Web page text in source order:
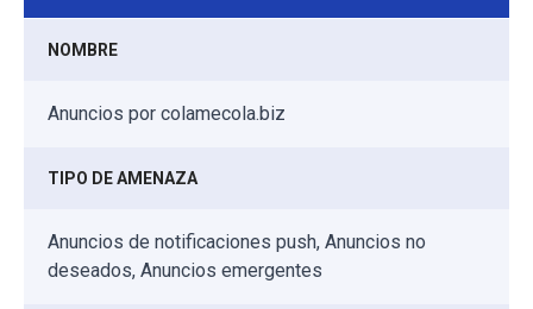
NOMBRE
Anuncios por colamecola.biz
TIPO DE AMENAZA
Anuncios de notificaciones push, Anuncios no
deseados, Anuncios emergentes